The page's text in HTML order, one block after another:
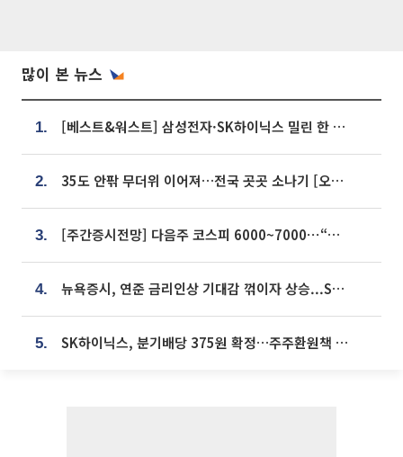
많이 본 뉴스
1. [베스트&워스트] 삼성전자·SK하이닉스 밀린 한 주…상상인증권은 85% 급등
2. 35도 안팎 무더위 이어져…전국 곳곳 소나기 [오늘 날씨]
3. [주간증시전망] 다음주 코스피 6000~7000⋯“外人 수급은 정책이 변수”
4. 뉴욕증시, 연준 금리인상 기대감 꺾이자 상승...S&P500 사상 최고치 [종합]
5. SK하이닉스, 분기배당 375원 확정…주주환원책 9월로 앞당겨 발표